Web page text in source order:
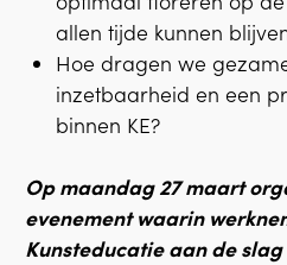
allen tijde kunnen
Hoe dragen we
inzetbaarheid en een
binnen KE?
Op maandag 27 maart
evenement waarin
Kunsteducatie aan de